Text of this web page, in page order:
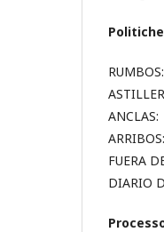
FUERA
DIARIO